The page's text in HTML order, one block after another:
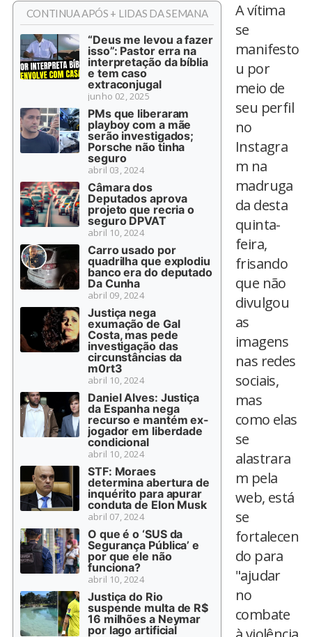
CONTINUA APÓS + LIDAS DA SEMANA
“Deus me levou a fazer
isso”: Pastor erra na
interpretação da bíblia
e tem caso
extraconjugal
junho 02, 2025
PMs que liberaram
playboy com a mãe
serão investigados;
Porsche não tinha
seguro
abril 03, 2024
Câmara dos
Deputados aprova
projeto que recria o
seguro DPVAT
abril 10, 2024
Carro usado por
quadrilha que explodiu
banco era do deputado
Da Cunha
abril 09, 2024
Justiça nega
exumação de Gal
Costa, mas pede
investigação das
circunstâncias da
m0rt3
abril 10, 2024
Daniel Alves: Justiça
da Espanha nega
recurso e mantém ex-
jogador em liberdade
condicional
abril 10, 2024
STF: Moraes
determina abertura de
inquérito para apurar
conduta de Elon Musk
abril 07, 2024
O que é o ‘SUS da
Segurança Pública’ e
por que ele não
funciona?
abril 10, 2024
Justiça do Rio
suspende multa de R$
16 milhões a Neymar
por lago artificial
A vítima
se
manifesto
u por
meio de
seu perfil
no
Instagra
m na
madruga
da desta
quinta-
feira,
frisando
que não
divulgou
as
imagens
nas redes
sociais,
mas
como elas
se
alastrara
m pela
web, está
se
fortalecen
do para
"ajudar
no
combate